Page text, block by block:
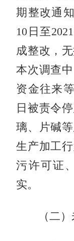
期整改通
10日至
成整改，
本次调查
资金往来
日被责令
璃、片碱
生产加工
污许可证
实。
（二）